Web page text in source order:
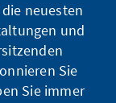
neuesten
und
Sie
Sie immer